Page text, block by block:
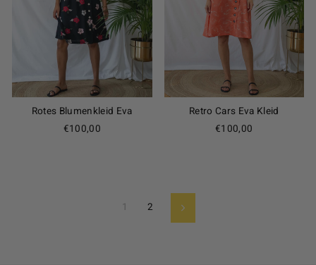
Rotes Blumenkleid Eva
€100,00
Retro Cars Eva Kleid
€100,00
1 2 Vorwärts